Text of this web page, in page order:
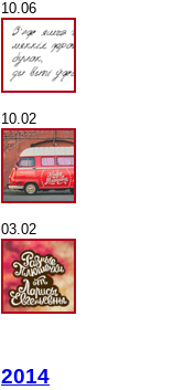
10.06
10.02
03.02
2014